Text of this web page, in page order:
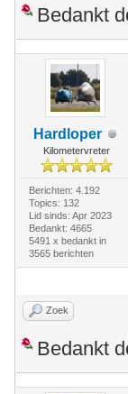
Bedankt
Hardloper
Kilometervreter
Berichten: 4.192
Topics: 132
Lid sinds: Apr 2023
Bedankt: 4665
5491 x bedankt in
3565 berichten
Zoek
Bedankt